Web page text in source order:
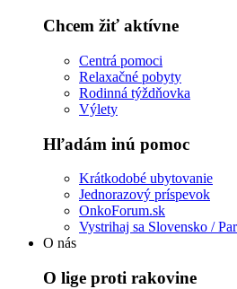
Chcem žiť aktívne
Centrá pomoci
Relaxačné pobyty
Rodinná týždňovka
Výlety
Hľadám inú pomoc
Krátkodobé ubytovanie
Jednorazový príspevok
OnkoForum.sk
Vystrihaj sa Slovensko /
O nás
O lige proti rakovine